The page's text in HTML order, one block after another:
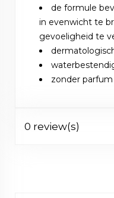
de formule
in evenwicht te
gevoeligheid te
zonder parfum
0 review(s)